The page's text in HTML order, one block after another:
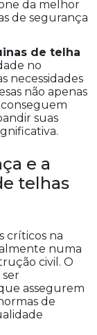
da melhor
de segurança
de telha
no
necessidades
não apenas
suas
e a
telhas
críticos na
numa
civil. O
assegurem
de